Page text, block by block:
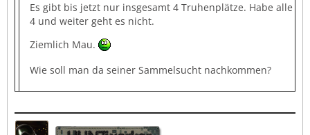
Es gibt bis jetzt nur insgesamt 4 Truhenplätze. Habe alle
4 und weiter geht es nicht.
Ziemlich Mau.
Wie soll man da seiner Sammelsucht nachkommen?